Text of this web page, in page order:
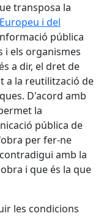
transposa la
i del
pública
i els organismes
a dir, el dret de
a la reutilització de
D'acord amb
la
pública de
per fer-ne
amb la
i que és la que
les condicions